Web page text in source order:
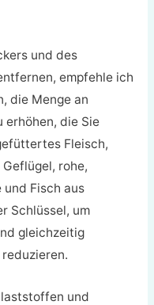
und des
empfehle ich
die Menge an
die Sie
Fleisch,
rohe,
Fisch aus
Schlüssel, um
gleichzeitig
und